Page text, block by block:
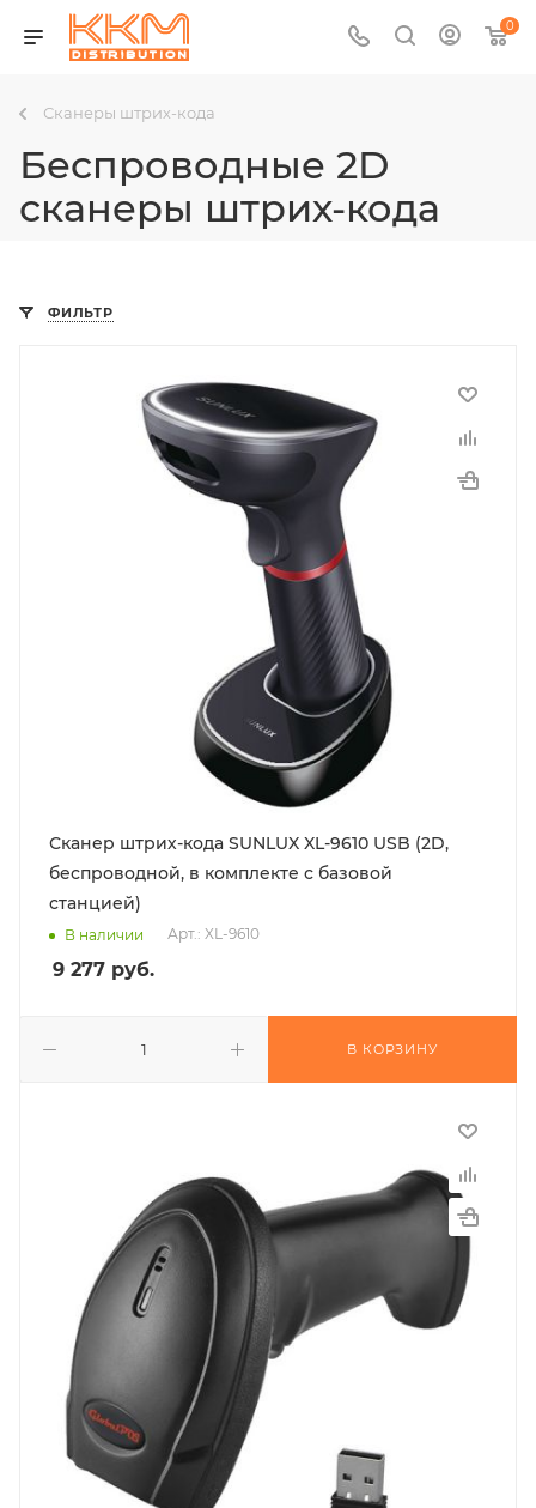
0
Сканеры штрих-кода
Беспроводные 2D
сканеры штрих-кода
ФИЛЬТР
Сканер штрих-кода SUNLUX XL-9610 USB (2D,
беспроводной, в комплекте с базовой
станцией)
В наличии Арт.: XL-9610
9 277 руб.
В КОРЗИНУ